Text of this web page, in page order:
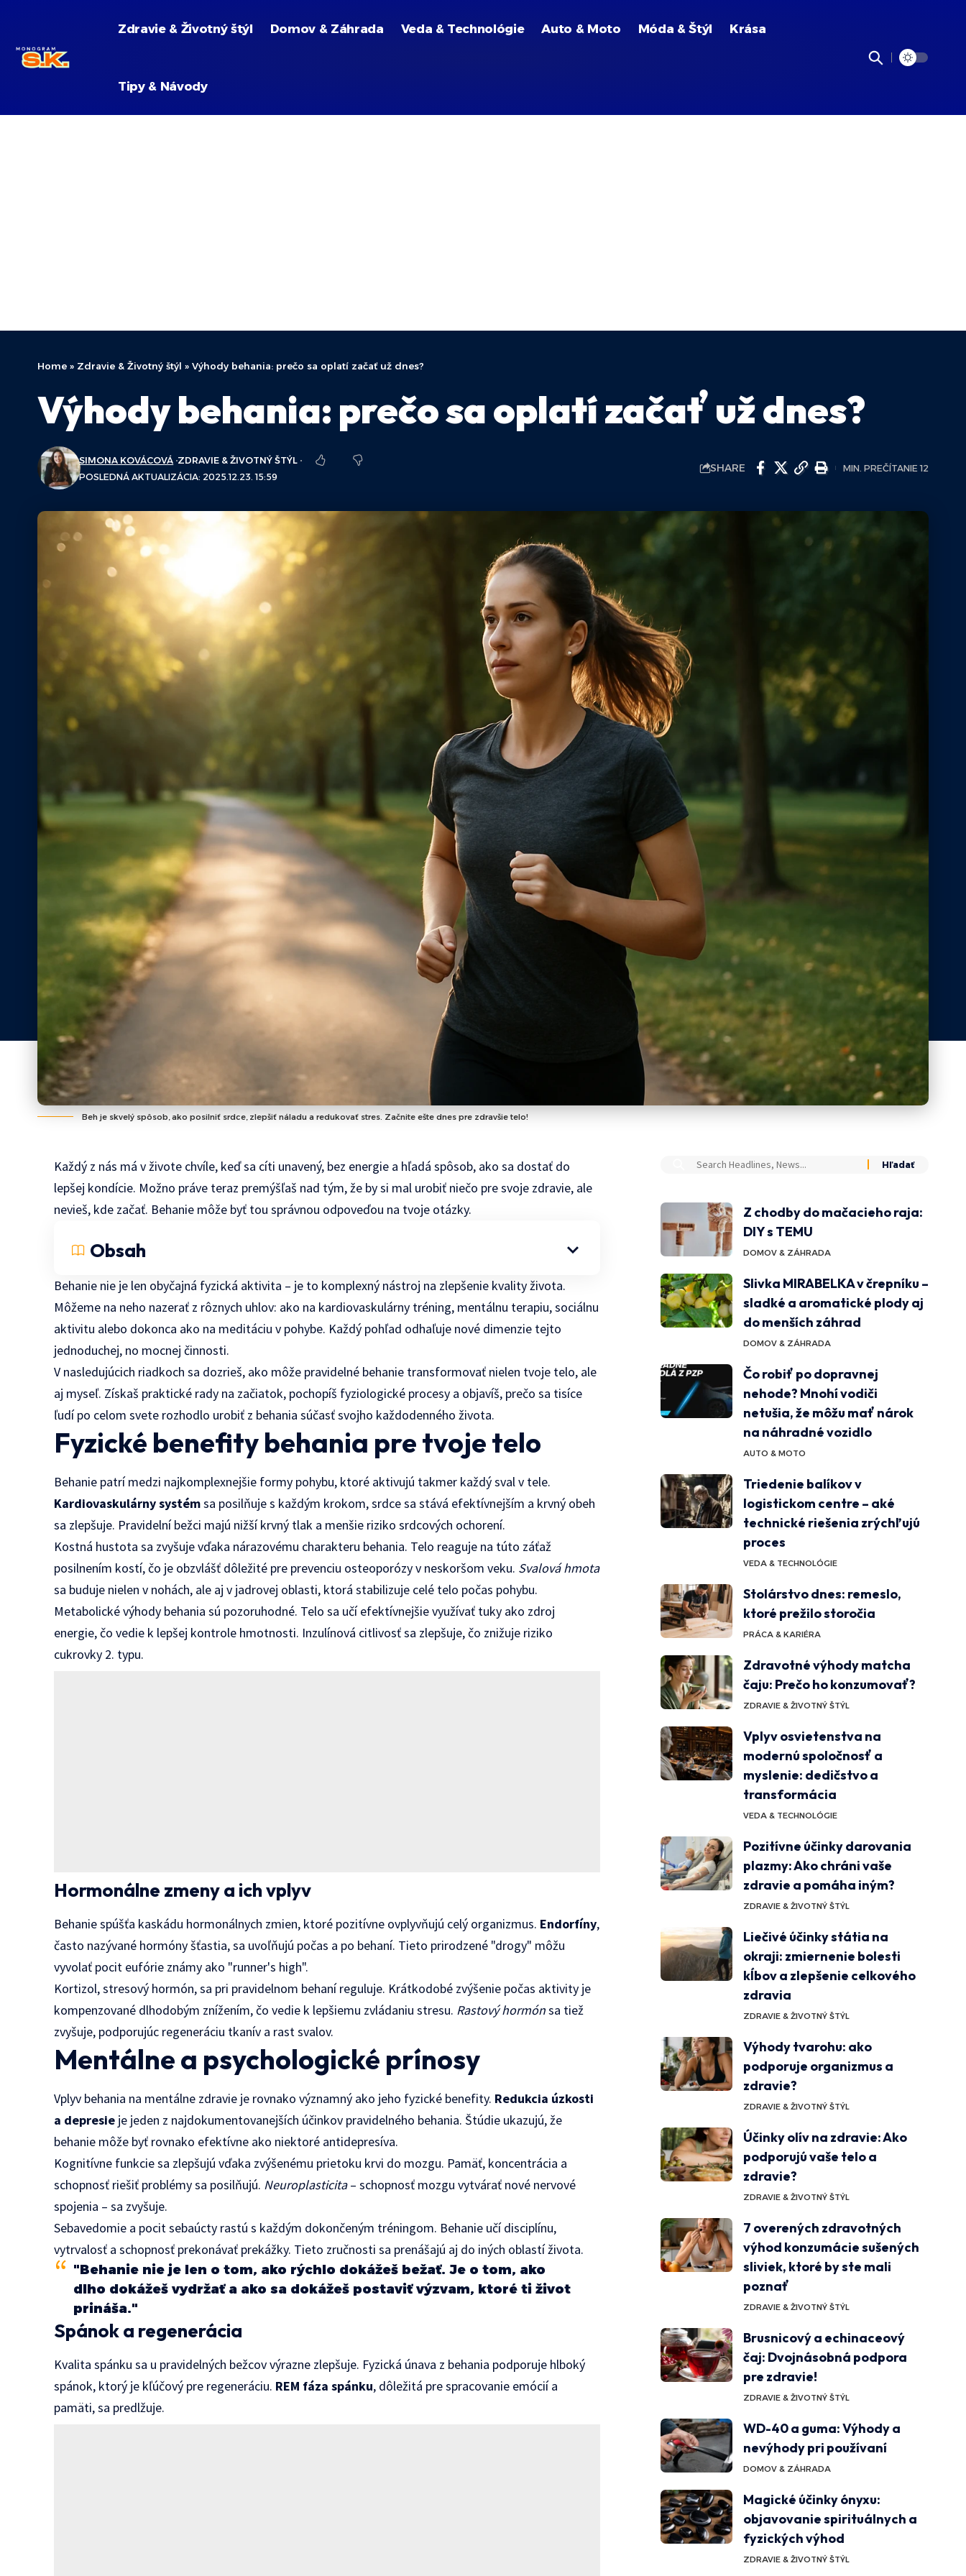
Zdravie & Životný štýl Domov & Záhrada Veda & Technológie Auto & Moto Móda & Štýl Krása
Tipy & Návody
Home » Zdravie & Životný štýl » Výhody behania: prečo sa oplatí začať už dnes?
Výhody behania: prečo sa oplatí začať už dnes?
POSLEDNÁ AKTUALIZÁCIA: 2025.12.23. 15:59
SIMONA KOVÁCOVÁ ZDRAVIE & ŽIVOTNÝ ŠTÝL
SHARE MIN. PREČÍTANIE 12
Beh je skvelý spôsob, ako posilniť srdce, zlepšiť náladu a redukovať stres. Začnite ešte dnes pre zdravšie telo!
Každý z nás má v živote chvíle, keď sa cíti unavený, bez energie a hľadá spôsob, ako sa dostať do
lepšej kondície. Možno práve teraz premýšľaš nad tým, že by si mal urobiť niečo pre svoje zdravie, ale
nevieš, kde začať. Behanie môže byť tou správnou odpoveďou na tvoje otázky.
Obsah
Behanie nie je len obyčajná fyzická aktivita – je to komplexný nástroj na zlepšenie kvality života.
Môžeme na neho nazerať z rôznych uhlov: ako na kardiovaskulárny tréning, mentálnu terapiu, sociálnu
aktivitu alebo dokonca ako na meditáciu v pohybe. Každý pohľad odhaľuje nové dimenzie tejto
jednoduchej, no mocnej činnosti.
V nasledujúcich riadkoch sa dozrieš, ako môže pravidelné behanie transformovať nielen tvoje telo, ale
aj myseľ. Získaš praktické rady na začiatok, pochopíš fyziologické procesy a objavíš, prečo sa tisíce
ľudí po celom svete rozhodlo urobiť z behania súčasť svojho každodenného života.
Fyzické benefity behania pre tvoje telo
Behanie patrí medzi najkomplexnejšie formy pohybu, ktoré aktivujú takmer každý sval v tele.
Kardiovaskulárny systémsa posilňuje s každým krokom, srdce sa stává efektívnejším a krvný obeh
sa zlepšuje. Pravidelní bežci majú nižší krvný tlak a menšie riziko srdcových ochorení.
Kostná hustota sa zvyšuje vďaka nárazovému charakteru behania. Telo reaguje na túto záťaž
posilnením kostí, čo je obzvlášť dôležité pre prevenciu osteoporózy v neskoršom veku. Svalová hmota
sa buduje nielen v nohách, ale aj v jadrovej oblasti, ktorá stabilizuje celé telo počas pohybu.
Metabolické výhody behania sú pozoruhodné. Telo sa učí efektívnejšie využívať tuky ako zdroj
energie, čo vedie k lepšej kontrole hmotnosti. Inzulínová citlivosť sa zlepšuje, čo znižuje riziko
cukrovky 2. typu.
Hormonálne zmeny a ich vplyv
Behanie spúšťa kaskádu hormonálnych zmien, ktoré pozitívne ovplyvňujú celý organizmus. Endorfíny,
často nazývané hormóny šťastia, sa uvoľňujú počas a po behaní. Tieto prirodzené "drogy" môžu
vyvolať pocit eufórie známy ako "runner's high".
Kortizol, stresový hormón, sa pri pravidelnom behaní reguluje. Krátkodobé zvýšenie počas aktivity je
kompenzované dlhodobým znížením, čo vedie k lepšiemu zvládaniu stresu. Rastový hormónsa tiež
zvyšuje, podporujúc regeneráciu tkanív a rast svalov.
Mentálne a psychologické prínosy
Vplyv behania na mentálne zdravie je rovnako významný ako jeho fyzické benefity. Redukcia úzkosti
a depresie je jeden z najdokumentovanejších účinkov pravidelného behania. Štúdie ukazujú, že
behanie môže byť rovnako efektívne ako niektoré antidepresíva.
Kognitívne funkcie sa zlepšujú vďaka zvýšenému prietoku krvi do mozgu. Pamäť, koncentrácia a
schopnosť riešiť problémy sa posilňujú. Neuroplasticita– schopnosť mozgu vytvárať nové nervové
spojenia – sa zvyšuje.
Sebavedomie a pocit sebaúcty rastú s každým dokončeným tréningom. Behanie učí disciplínu,
vytrvalosť a schopnosť prekonávať prekážky. Tieto zručnosti sa prenášajú aj do iných oblastí života.
"Behanie nie je len o tom, ako rýchlo dokážeš bežať. Je o tom, ako
dlho dokážeš vydržať a ako sa dokážeš postaviť výzvam, ktoré ti život
prináša."
Spánok a regenerácia
Kvalita spánku sa u pravidelných bežcov výrazne zlepšuje. Fyzická únava z behania podporuje hlboký
spánok, ktorý je kľúčový pre regeneráciu. REM fáza spánku, dôležitá pre spracovanie emócií a
pamäti, sa predlžuje.
Z chodby do mačacieho raja:
DIY s TEMU
DOMOV & ZÁHRADA
Slivka MIRABELKA v črepníku –
sladké a aromatické plody aj
do menších záhrad
DOMOV & ZÁHRADA
Čo robiť po dopravnej
nehode? Mnohí vodiči
netušia, že môžu mať nárok
na náhradné vozidlo
AUTO & MOTO
Triedenie balíkov v
logistickom centre – aké
technické riešenia zrýchľujú
proces
VEDA & TECHNOLÓGIE
Stolárstvo dnes: remeslo,
ktoré prežilo storočia
PRÁCA & KARIÉRA
Zdravotné výhody matcha
čaju: Prečo ho konzumovať?
ZDRAVIE & ŽIVOTNÝ ŠTÝL
Vplyv osvietenstva na
modernú spoločnosť a
myslenie: dedičstvo a
transformácia
VEDA & TECHNOLÓGIE
Pozitívne účinky darovania
plazmy: Ako chráni vaše
zdravie a pomáha iným?
ZDRAVIE & ŽIVOTNÝ ŠTÝL
Liečivé účinky státia na
okraji: zmiernenie bolesti
kĺbov a zlepšenie celkového
zdravia
ZDRAVIE & ŽIVOTNÝ ŠTÝL
Výhody tvarohu: ako
podporuje organizmus a
zdravie?
ZDRAVIE & ŽIVOTNÝ ŠTÝL
Účinky olív na zdravie: Ako
podporujú vaše telo a
zdravie?
ZDRAVIE & ŽIVOTNÝ ŠTÝL
7 overených zdravotných
výhod konzumácie sušených
sliviek, ktoré by ste mali
poznať
ZDRAVIE & ŽIVOTNÝ ŠTÝL
Brusnicový a echinaceový
čaj: Dvojnásobná podpora
pre zdravie!
ZDRAVIE & ŽIVOTNÝ ŠTÝL
WD-40 a guma: Výhody a
nevýhody pri používaní
DOMOV & ZÁHRADA
Magické účinky ónyxu:
objavovanie spirituálnych a
fyzických výhod
ZDRAVIE & ŽIVOTNÝ ŠTÝL